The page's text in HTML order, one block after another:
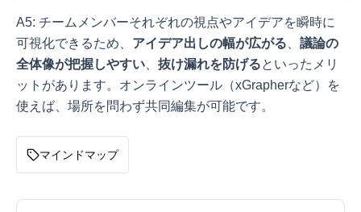
A5: チームメンバーそれぞれの視点やアイデアを瞬時に
可視化できるため、 アイデア出しの幅が広がる
議論の
全体像が把握しやすい
抜け漏れを防げるといったメリ
ットがあります。オンラインツール（xGrapherなど）を
使えば、場所を問わず共同編集が可能です。
マインドマップ